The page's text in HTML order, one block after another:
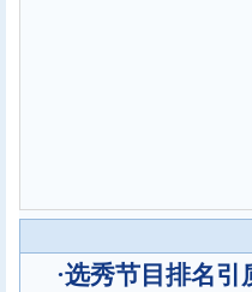
·选秀节目排名引